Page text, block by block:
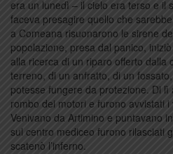
era un lunedì – il cielo era terso e il
faceva presagire quello che
a Comeana risuonarono le sirene
popolazione, presa dal panico,
alla ricerca di un riparo offerto dalla
terreno, di un anfratto, di un
potesse fungere da protezione. Di
rombo dei motori e furono avvistati
Venivano da Artimino e puntavano
sul centro mediceo furono rilasciati
scatenò l’inferno.